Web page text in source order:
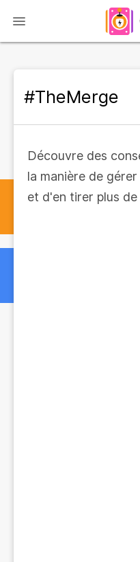
#TheMerge
Découvre des
la manière de
et d'en tirer plus